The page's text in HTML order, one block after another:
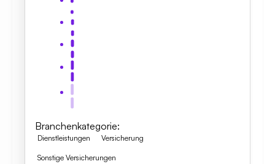
Branchenkategorie:
Dienstleistungen Versicherung
Sonstige Versicherungen